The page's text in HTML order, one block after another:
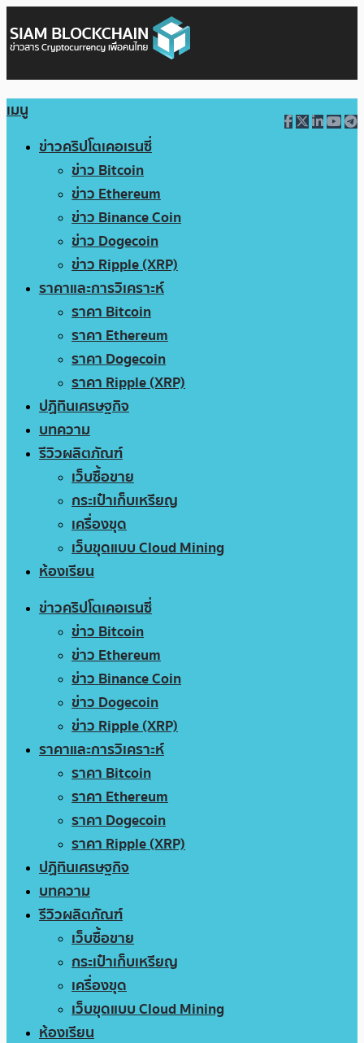
เมนู
ข่าวคริปโตเคอเรนซี่
ข่าว Bitcoin
ข่าว Ethereum
ข่าว Binance Coin
ข่าว Dogecoin
ข่าว Ripple (XRP)
ราคาและการวิเคราะห์
ราคา Bitcoin
ราคา Ethereum
ราคา Dogecoin
ราคา Ripple (XRP)
ปฏิทินเศรษฐกิจ
บทความ
รีวิวผลิตภัณฑ์
เว็บซื้อขาย
กระเป๋าเก็บเหรียญ
เครื่องขุด
เว็บขุดแบบ Cloud Mining
ห้องเรียน
ข่าวคริปโตเคอเรนซี่
ข่าว Bitcoin
ข่าว Ethereum
ข่าว Binance Coin
ข่าว Dogecoin
ข่าว Ripple (XRP)
ราคาและการวิเคราะห์
ราคา Bitcoin
ราคา Ethereum
ราคา Dogecoin
ราคา Ripple (XRP)
ปฏิทินเศรษฐกิจ
บทความ
รีวิวผลิตภัณฑ์
เว็บซื้อขาย
กระเป๋าเก็บเหรียญ
เครื่องขุด
เว็บขุดแบบ Cloud Mining
ห้องเรียน